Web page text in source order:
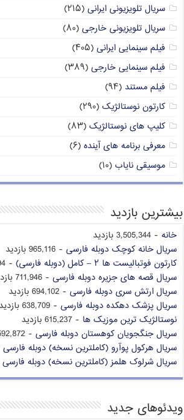
سریال تلویزیونی ایرانی (۲۱۵)
سریال تلویزیونی خارجی (۸۰)
فیلم سینمایی ایرانی (۴۰۵)
فیلم سینمایی خارجی (۳۸۹)
فیلم مستند (۹۴)
کارتون نوستالژیک (۲۹۰)
کلیپ های نوستالژیک (۸۳)
معرفی برنامه های آینده (۶)
موسیقی نایاب (۱۰)
بیشترین بازدید
خانه - 3,505,344 بازدید
سریال خانه کوچک دوبله فارسی - 965,116 بازدید
کارتون فوتبالیست ها ۲ – کامل (دوبله فارسی)
- 834,394 بازدید
سریال قصه های جزیره دوبله فارسی - 711,946 بازدید
سریال ارتش سری دوبله فارسی - 694,102 بازدید
سریال پزشک دهکده دوبله فارسی - 638,709 بازدید
نوستالژیک ترین موزیک ها - 615,237 بازدید
سریال جنگجویان کوهستان دوبله فارسی - 592,872 بازدید
سریال هرکول پوآرو (کاملترین نسخه) دوبله فارسی
سریال شرلوک هلمز (کاملترین نسخه) دوبله فارسی
ویدئوهای جدید